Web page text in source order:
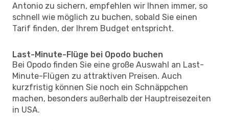
Antonio zu sichern, empfehlen wir Ihnen immer, so
schnell wie möglich zu buchen, sobald Sie einen
Tarif finden, der Ihrem Budget entspricht.
Last-Minute-Flüge bei Opodo buchen
Bei Opodo finden Sie eine große Auswahl an Last-
Minute-Flügen zu attraktiven Preisen. Auch
kurzfristig können Sie noch ein Schnäppchen
machen, besonders außerhalb der Hauptreisezeiten
in USA.